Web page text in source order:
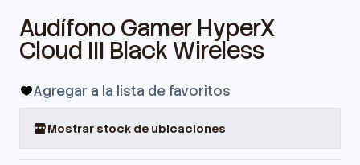
Audífono Gamer HyperX
Cloud III Black Wireless
Agregar a la lista de favoritos
Mostrar stock de ubicaciones